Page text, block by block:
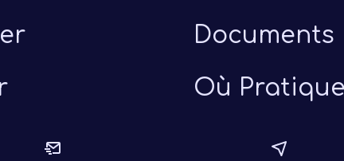
2026
Documents
Où